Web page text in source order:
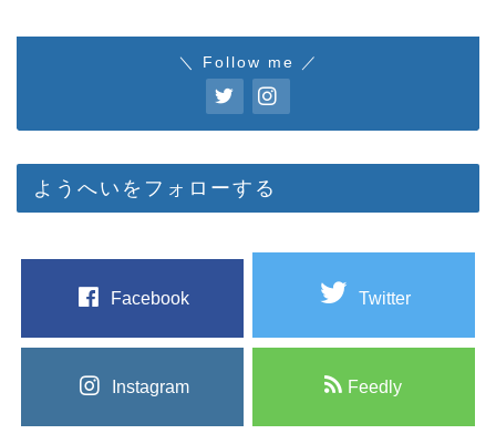
＼ Follow me ／
ようへいをフォローする
Facebook Twitter
Instagram Feedly